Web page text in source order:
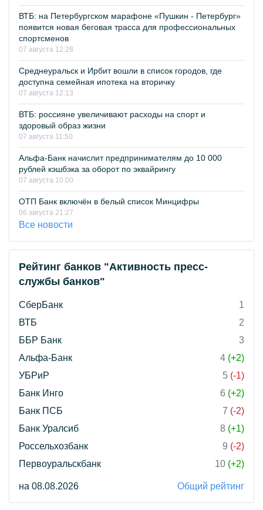
ВТБ: на Петербургском марафоне «Пушкин - Петербург»
появится новая беговая трасса для профессиональных
спортсменов
07 августа 12:28
Среднеуральск и Ирбит вошли в список городов, где
доступна семейная ипотека на вторичку
07 августа 12:13
ВТБ: россияне увеличивают расходы на спорт и
здоровый образ жизни
07 августа 11:50
Альфа-Банк начислит предпринимателям до 10 000
рублей кэшбэка за оборот по эквайрингу
07 августа 10:00
ОТП Банк включён в белый список Минцифры
06 августа 21:27
Все новости
Рейтинг банков "Активность пресс-
службы банков"
СберБанк
1
ВТБ
2
ББР Банк
3
Альфа-Банк
4 (+2)
УБРиР
5 (-1)
Банк Инго
6 (+2)
Банк ПСБ
7 (-2)
Банк Уралсиб
8 (+1)
Россельхозбанк
9 (-2)
Первоуральскбанк
10 (+2)
на 08.08.2026 Общий рейтинг